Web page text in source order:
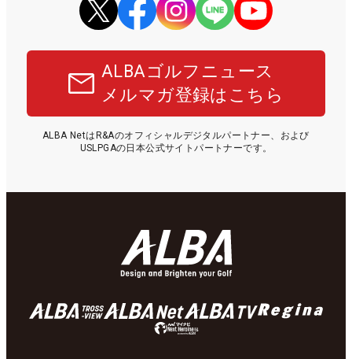
ALBAゴルフニュース
メルマガ登録はこちら
ALBA NetはR&Aのオフィシャルデジタルパートナー、および
USLPGAの日本公式サイトパートナーです。